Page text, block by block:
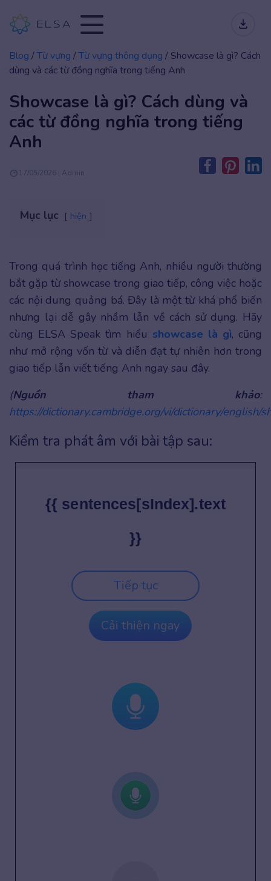
Blog /Từ vựng /Từ vựng thông dụng / Showcase là gì? Cách
dùng và các từ đồng nghĩa trong tiếng Anh
Showcase là gì? Cách dùng và
các từ đồng nghĩa trong tiếng
Anh
17/05/2026 | Admin
Mục lục hiện
Trong quá trình học tiếng Anh, nhiều người thường
bắt gặp từ showcase trong giao tiếp, công việc hoặc
các nội dung quảng bá. Đây là một từ khá phổ biến
nhưng lại dễ gây nhầm lẫn về cách sử dụng. Hãy
cùng ELSA Speak tìm hiểu showcase là gì, cũng
như mở rộng vốn từ và diễn đạt tự nhiên hơn trong
giao tiếp lẫn viết tiếng Anh ngay sau đây.
(Nguồn tham khảo:
https://dictionary.cambridge.org/vi/dictionary/english/
Kiểm tra phát âm với bài tập sau:
{{ sentences[sIndex].text
}}
Tiếp tục
Cải thiện ngay